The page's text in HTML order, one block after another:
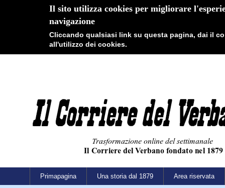
Il sito utilizza cookies per migliorare
navigazione
Cliccando qualsiasi link su questa pagina, dai il
all'utilizzo dei cookies.
Primapagina Una storia dal 1879 Area riservata